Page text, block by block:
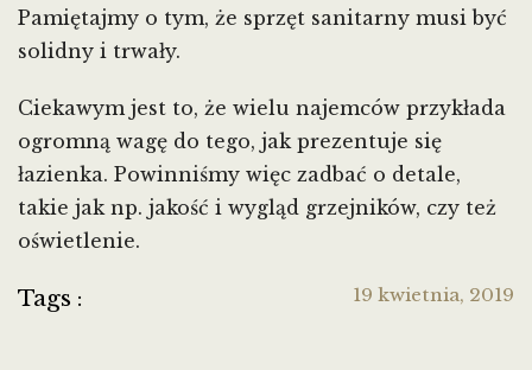
Pamiętajmy o tym, że sprzęt sanitarny musi być
solidny i trwały.
Ciekawym jest to, że wielu najemców przykłada
ogromną wagę do tego, jak prezentuje się
łazienka. Powinniśmy więc zadbać o detale,
takie jak np. jakość i wygląd grzejników, czy też
oświetlenie.
Tags : 19 kwietnia, 2019